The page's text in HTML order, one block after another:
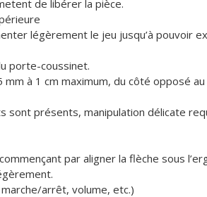
de libérer la pièce.
légèrement le jeu jusqu’à pouvoir
porte-coussinet.
à 1 cm maximum, du côté opposé
présents, manipulation délicate
par aligner la flèche sous
arrêt, volume, etc.)